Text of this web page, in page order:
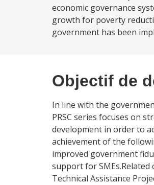
economic governance
growth for poverty
government has been
Objectif de
In line with the
PRSC series focuses on
development in order to
achievement of the
improved government
support for SMEs.Related
Technical Assistance